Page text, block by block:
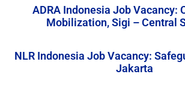
ADRA Indonesia Job Vacancy:
Mobilization, Sigi – Central
NLR Indonesia Job Vacancy:
Jakarta